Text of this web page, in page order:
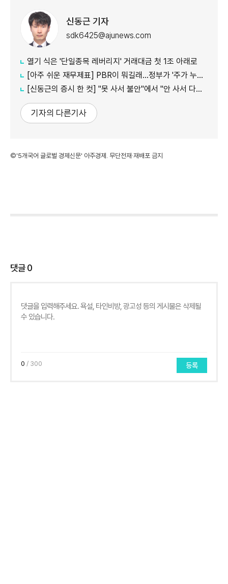
신동근 기자
sdk6425@ajunews.com
열기 식은 '단일종목 레버리지' 거래대금 첫 1조 아래로
[아주 쉬운 재무제표] PBR이 뭐길래…정부가 '주가 누르기'에 칼 빼든 이유
[신동근의 증시 한 컷] "못 사서 불안"에서 "안 사서 다행"으로…증시 덮친 '조모'
기자의 다른기사
©'5개국어 글로벌 경제신문' 아주경제. 무단전재·재배포 금지
댓글0
0 / 300 등록